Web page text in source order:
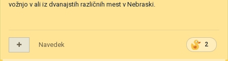
vožnjo v ali iz dvanajstih različnih mest v Nebraski.
2
Navedek